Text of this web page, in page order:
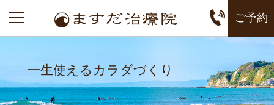
ご予約
一生使えるカラダづくり